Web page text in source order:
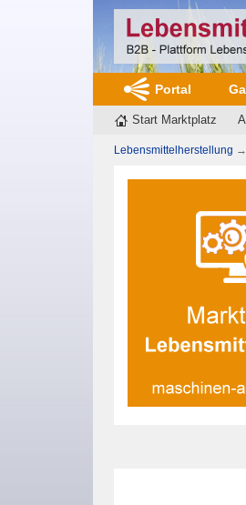
Portal
Start Marktplatz
Lebensmittelherstellung →